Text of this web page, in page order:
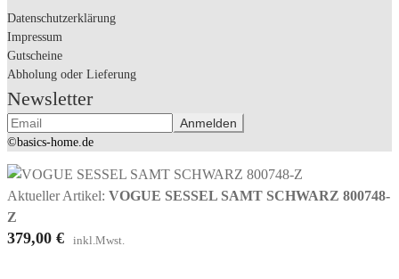
Datenschutzerklärung
Impressum
Gutscheine
Abholung oder Lieferung
Newsletter
©basics-home.de
Aktueller Artikel: VOGUE SESSEL SAMT SCHWARZ 800748-
Z
379,00 € inkl.Mwst.